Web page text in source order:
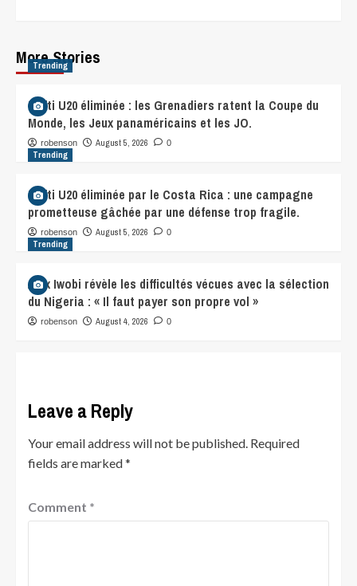
More Stories
Trending
Haïti U20 éliminée : les Grenadiers ratent la Coupe du
Monde, les Jeux panaméricains et les JO.
robenson August 5, 2026 0
Trending
Haïti U20 éliminée par le Costa Rica : une campagne
prometteuse gâchée par une défense trop fragile.
robenson August 5, 2026 0
Trending
Alex Iwobi révèle les difficultés vécues avec la sélection
du Nigeria : « Il faut payer son propre vol »
robenson August 4, 2026 0
Leave a Reply
Your email address will not be published. Required
fields are marked*
Comment *